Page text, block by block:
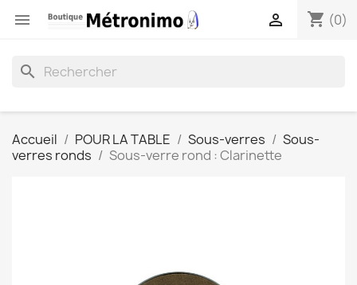
 shopping_cart (0)

search
Accueil POUR LA TABLE Sous-verres
Sous-
verres ronds
Sous-verre rond : Clarinette